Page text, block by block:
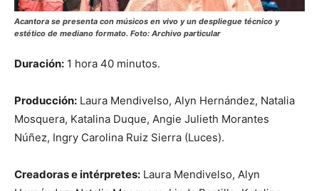
Acantora se presenta con músicos en vivo y un despliegue técnico y
estético de mediano formato. Foto: Archivo particular
Duración: 1 hora 40 minutos.
Producción: Laura Mendivelso, Alyn Hernández, Natalia
Mosquera, Katalina Duque, Angie Julieth Morantes
Núñez, Ingry Carolina Ruiz Sierra (Luces).
Creadoras e intérpretes: Laura Mendivelso, Alyn